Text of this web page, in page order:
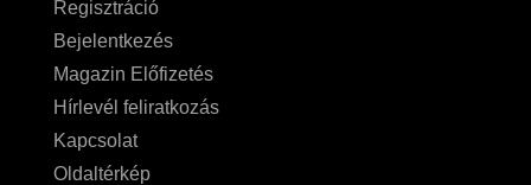
Regisztráció
Bejelentkezés
Magazin Előfizetés
Hírlevél feliratkozás
Kapcsolat
Oldaltérkép